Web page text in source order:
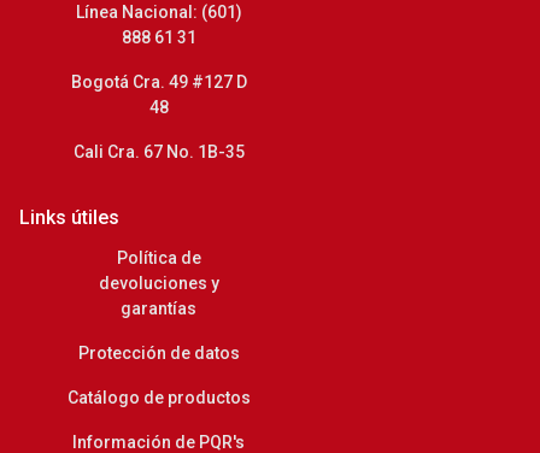
Línea Nacional: (601)
888 61 31
Bogotá Cra. 49 #127 D
48
Cali Cra. 67 No. 1B-35
Links útiles
Política de
devoluciones y
garantías
Protección de datos
Catálogo de productos
Información de PQR's